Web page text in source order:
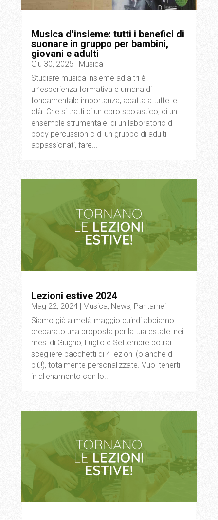
Musica d’insieme: tutti i benefici di
suonare in gruppo per bambini,
giovani e adulti
Giu 30, 2025 | Musica
Studiare musica insieme ad altri è
un’esperienza formativa e umana di
fondamentale importanza, adatta a tutte le
età. Che si tratti di un coro scolastico, di un
ensemble strumentale, di un laboratorio di
body percussion o di un gruppo di adulti
appassionati, fare...
Lezioni estive 2024
Mag 22, 2024| Musica, News, Pantarhei
Siamo già a metà maggio quindi abbiamo
preparato una proposta per la tua estate: nei
mesi di Giugno, Luglio e Settembre potrai
scegliere pacchetti di 4 lezioni (o anche di
più!), totalmente personalizzate. Vuoi tenerti
in allenamento con lo...